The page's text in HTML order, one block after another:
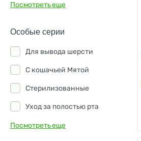
кальмар
клюква
краб
креветка
креветки
ливер
Подушечки
Посмотреть еще
Особые серии
Для вывода шерсти
С кошачьей Мятой
Стерилизованные
Уход за полостью рта
Посмотреть еще